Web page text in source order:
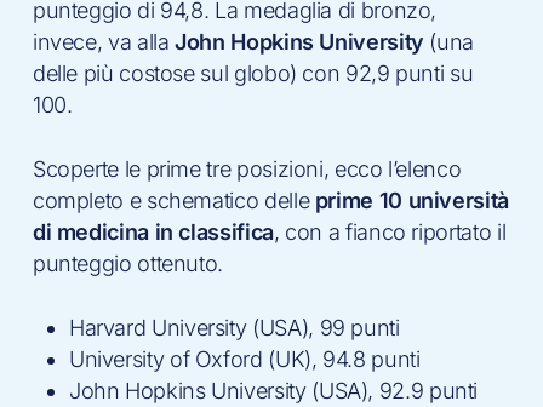
punteggio di 94,8. La medaglia di bronzo,
invece, va alla John Hopkins University (una
delle più costose sul globo) con 92,9 punti su
100.
Scoperte le prime tre posizioni, ecco l’elenco
completo e schematico delle prime 10 università
di medicina in classifica, con a fianco riportato il
punteggio ottenuto.
Harvard University (USA), 99 punti
University of Oxford (UK), 94.8 punti
John Hopkins University (USA), 92.9 punti